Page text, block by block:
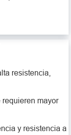
resistencia,
mayor
y resistencia a